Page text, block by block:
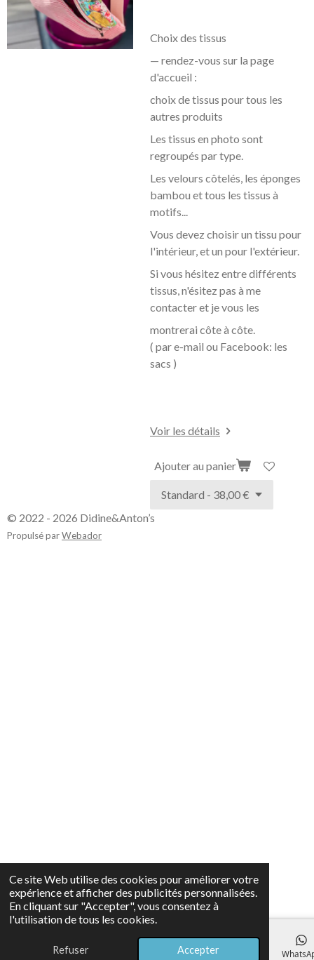
Ce site Web utilise des cookies pour améliorer votre
expérience et afficher des publicités personnalisées.
En cliquant sur "Accepter", vous consentez à
l'utilisation de tous les cookies.
Refuser Accepter
Choix des tissus
— rendez-vous sur la page
d'accueil :
choix de tissus pour tous les
autres produits
Les tissus en photo sont
regroupés par type.
Les velours côtelés, les éponges
bambou et tous les tissus à
motifs...
Vous devez choisir un tissu pour
l'intérieur, et un pour l'extérieur.
Si vous hésitez entre différents
tissus, n'ésitez pas à me
contacter et je vous les
montrerai côte à côte.
( par e-mail ou Facebook: les
sacs )
Voir les détails
Ajouter au panier
© 2022 - 2026 Didine&Anton’s
Propulsé parWebador
Téléphone Carte Facebook